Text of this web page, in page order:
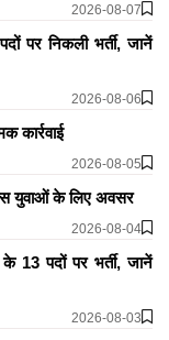
2026-08-07
पर निकली भर्ती, जानें
2026-08-06
कार्रवाई
2026-08-05
युवाओं के लिए अवसर
2026-08-04
13 पदों पर भर्ती, जानें
2026-08-03